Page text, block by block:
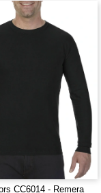
CC6014 - Remera